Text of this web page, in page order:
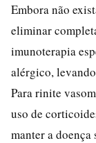
Embora não
eliminar
imunoterapia
alérgico,
Para rinite
uso de
manter a